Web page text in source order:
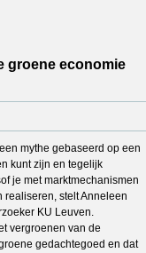
groene economie
mythe gebaseerd op een
kunt zijn en tegelijk
je met marktmechanismen
stelt Anneleen
KU Leuven.
vergroenen van de
gedachtegoed en dat